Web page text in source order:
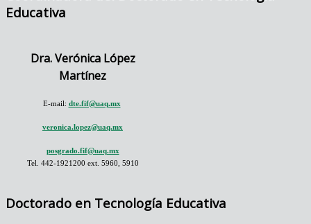
Educativa
Dra. Verónica López
Martínez
E-mail: dte.fif@uaq.mx
veronica.lopez@uaq.mx
posgrado.fif@uaq.mx
Tel. 442-1921200 ext. 5960, 5910
Doctorado en Tecnología Educativa